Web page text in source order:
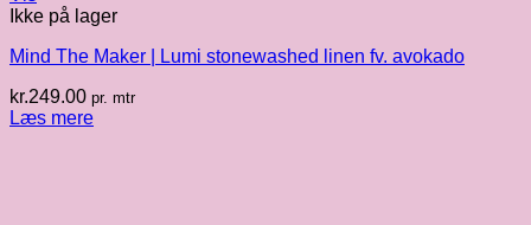
Ikke på lager
Mind The Maker | Lumi stonewashed linen fv. avokado
kr.249.00 pr. mtr
Læs mere